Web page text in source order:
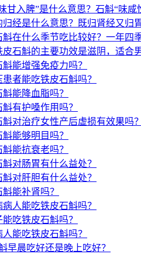
甘入脾”是什么意思？石斛“味
归经是什么意思？既归肾经又归
斛在什么季节吃比较好？一年四
皮石斛的主要功效是滋阴，适合
能增强免疫力吗？
者能吃铁皮石斛吗？
能降血脂吗？
有护嗓作用吗？
斛对治疗女性产后虚损有效果吗
能够明目吗？
能抗衰老吗？
对肠胃有什么益处？
对肝胆有什么益处？
能补肾吗？
人能吃铁皮石斛吗？
吃铁皮石斛吗？
能吃铁皮石斛吗？
早晨吃好还是晚上吃好？